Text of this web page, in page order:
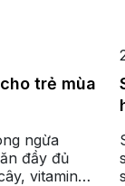
trẻ mùa
ngừa
đầy đủ
vitamin